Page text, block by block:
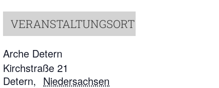
VERANSTALTUNGSORT
Arche Detern
Kirchstraße 21
Detern, Niedersachsen